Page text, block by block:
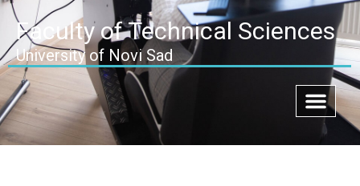
Faculty of Technical Sciences
University of Novi Sad